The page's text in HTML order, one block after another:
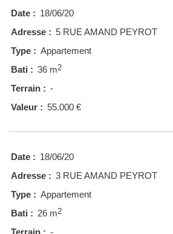
Date : 18/06/20
Adresse : 5 RUE AMAND PEYROT
Type : Appartement
Bati : 36 m2
Terrain : -
Valeur : 55.000 €
Date : 18/06/20
Adresse : 3 RUE AMAND PEYROT
Type : Appartement
Bati : 26 m2
Terrain : -